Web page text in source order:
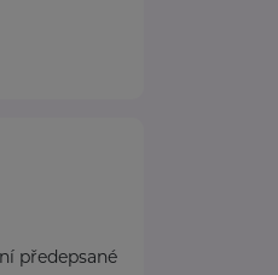
předepsané